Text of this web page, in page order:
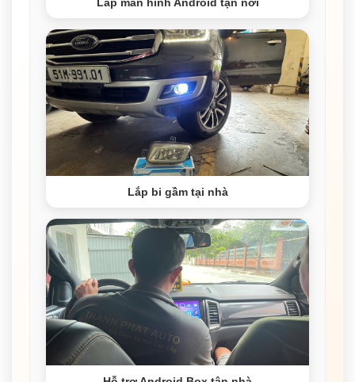
Lắp bi gầm tại nhà